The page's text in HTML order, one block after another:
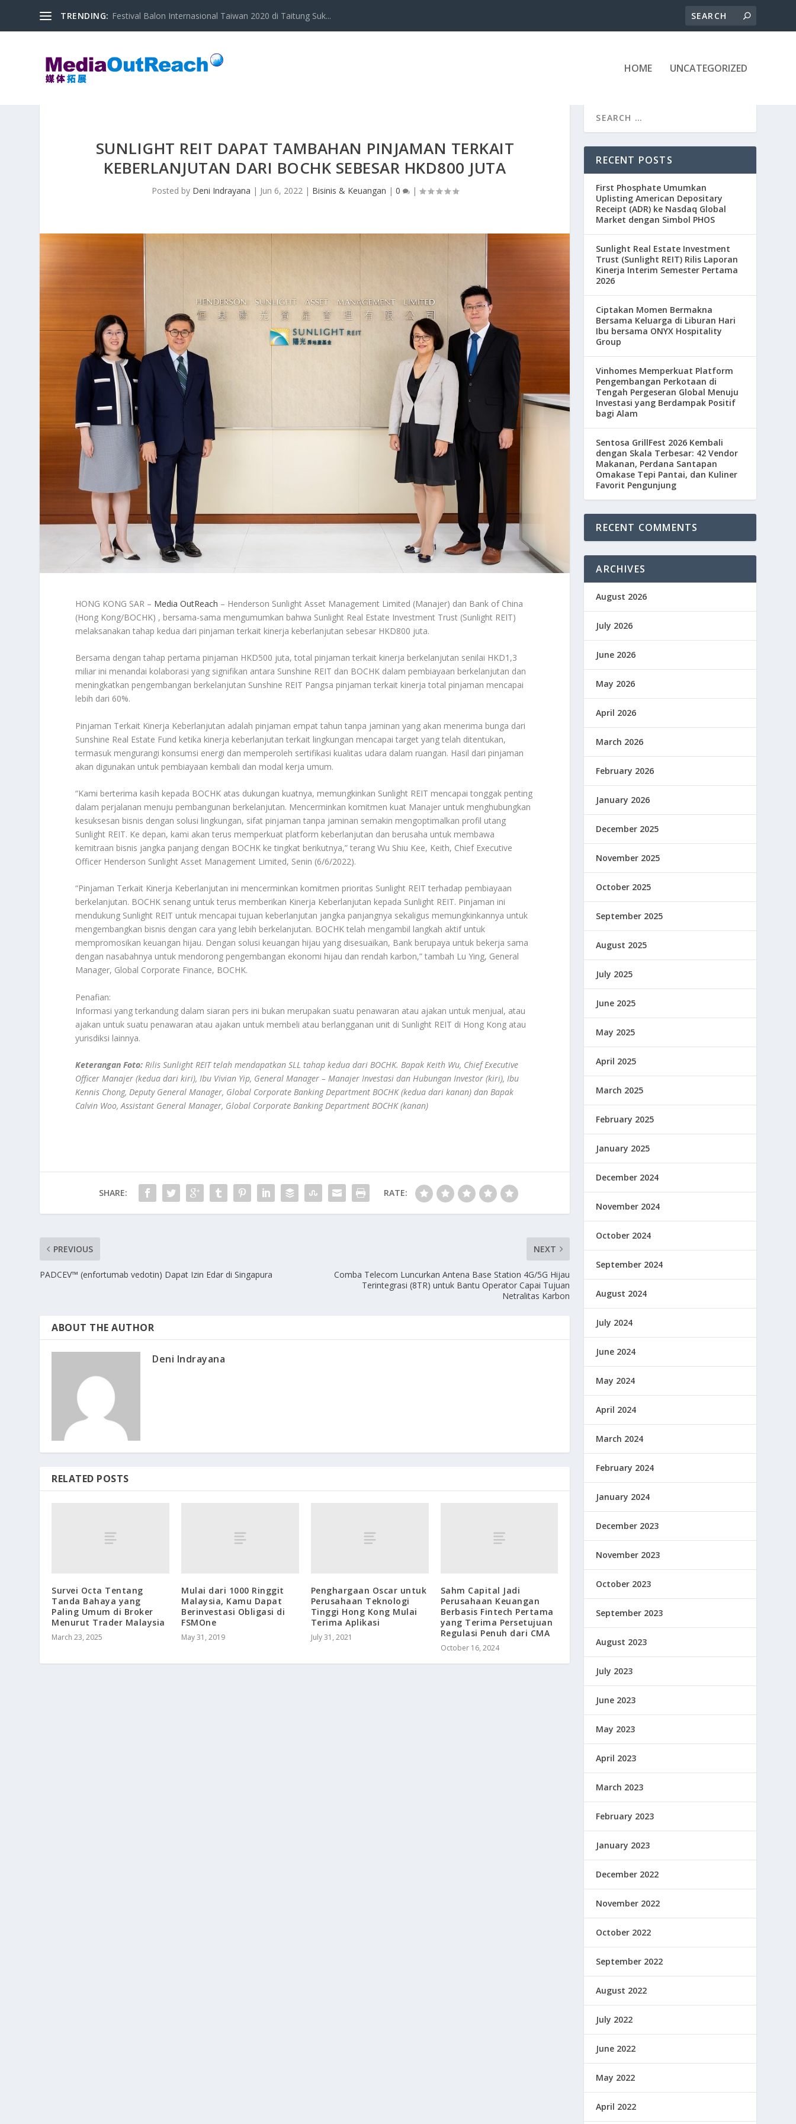
TRENDING: Festival Balon Internasional Taiwan 2020 di Taitung Suk...
HOME UNCATEGORIZED
SUNLIGHT REIT DAPAT TAMBAHAN PINJAMAN TERKAIT
KEBERLANJUTAN DARI BOCHK SEBESAR HKD800 JUTA
Posted by Deni Indrayana | Jun 6, 2022| Bisinis & Keuangan | 0 |
HONG KONG SAR – Media OutReach – Henderson Sunlight Asset Management Limited (Manajer) dan Bank of China
(Hong Kong/BOCHK) , bersama-sama mengumumkan bahwa Sunlight Real Estate Investment Trust (Sunlight REIT)
melaksanakan tahap kedua dari pinjaman terkait kinerja keberlanjutan sebesar HKD800 juta.
Bersama dengan tahap pertama pinjaman HKD500 juta, total pinjaman terkait kinerja berkelanjutan senilai HKD1,3
miliar ini menandai kolaborasi yang signifikan antara Sunshine REIT dan BOCHK dalam pembiayaan berkelanjutan dan
meningkatkan pengembangan berkelanjutan Sunshine REIT Pangsa pinjaman terkait kinerja total pinjaman mencapai
lebih dari 60%.
Pinjaman Terkait Kinerja Keberlanjutan adalah pinjaman empat tahun tanpa jaminan yang akan menerima bunga dari
Sunshine Real Estate Fund ketika kinerja keberlanjutan terkait lingkungan mencapai target yang telah ditentukan,
termasuk mengurangi konsumsi energi dan memperoleh sertifikasi kualitas udara dalam ruangan. Hasil dari pinjaman
akan digunakan untuk pembiayaan kembali dan modal kerja umum.
“Kami berterima kasih kepada BOCHK atas dukungan kuatnya, memungkinkan Sunlight REIT mencapai tonggak penting
dalam perjalanan menuju pembangunan berkelanjutan. Mencerminkan komitmen kuat Manajer untuk menghubungkan
kesuksesan bisnis dengan solusi lingkungan, sifat pinjaman tanpa jaminan semakin mengoptimalkan profil utang
Sunlight REIT. Ke depan, kami akan terus memperkuat platform keberlanjutan dan berusaha untuk membawa
kemitraan bisnis jangka panjang dengan BOCHK ke tingkat berikutnya,” terang Wu Shiu Kee, Keith, Chief Executive
Officer Henderson Sunlight Asset Management Limited, Senin (6/6/2022).
“Pinjaman Terkait Kinerja Keberlanjutan ini mencerminkan komitmen prioritas Sunlight REIT terhadap pembiayaan
berkelanjutan. BOCHK senang untuk terus memberikan Kinerja Keberlanjutan kepada Sunlight REIT. Pinjaman ini
mendukung Sunlight REIT untuk mencapai tujuan keberlanjutan jangka panjangnya sekaligus memungkinkannya untuk
mengembangkan bisnis dengan cara yang lebih berkelanjutan. BOCHK telah mengambil langkah aktif untuk
mempromosikan keuangan hijau. Dengan solusi keuangan hijau yang disesuaikan, Bank berupaya untuk bekerja sama
dengan nasabahnya untuk mendorong pengembangan ekonomi hijau dan rendah karbon,” tambah Lu Ying, General
Manager, Global Corporate Finance, BOCHK.
Penafian:
Informasi yang terkandung dalam siaran pers ini bukan merupakan suatu penawaran atau ajakan untuk menjual, atau
ajakan untuk suatu penawaran atau ajakan untuk membeli atau berlangganan unit di Sunlight REIT di Hong Kong atau
yurisdiksi lainnya.
Keterangan Foto:Rilis Sunlight REIT telah mendapatkan SLL tahap kedua dari BOCHK. Bapak Keith Wu, Chief Executive
Officer Manajer (kedua dari kiri), Ibu Vivian Yip, General Manager – Manajer Investasi dan Hubungan Investor (kiri), Ibu
Kennis Chong, Deputy General Manager, Global Corporate Banking Department BOCHK (kedua dari kanan) dan Bapak
Calvin Woo, Assistant General Manager, Global Corporate Banking Department BOCHK (kanan)
SHARE: RATE:
PREVIOUS
PADCEV™ (enfortumab vedotin) Dapat Izin Edar di Singapura
NEXT
Comba Telecom Luncurkan Antena Base Station 4G/5G Hijau
Terintegrasi (8TR) untuk Bantu Operator Capai Tujuan
Netralitas Karbon
ABOUT THE AUTHOR
Deni Indrayana
RELATED POSTS
Survei Octa Tentang
Tanda Bahaya yang
Paling Umum di Broker
Menurut Trader Malaysia
March 23, 2025
Mulai dari 1000 Ringgit
Malaysia, Kamu Dapat
Berinvestasi Obligasi di
FSMOne
May 31, 2019
Penghargaan Oscar untuk
Perusahaan Teknologi
Tinggi Hong Kong Mulai
Terima Aplikasi
July 31, 2021
Sahm Capital Jadi
Perusahaan Keuangan
Berbasis Fintech Pertama
yang Terima Persetujuan
Regulasi Penuh dari CMA
October 16, 2024
RECENT POSTS
First Phosphate Umumkan
Uplisting American Depositary
Receipt (ADR) ke Nasdaq Global
Market dengan Simbol PHOS
Sunlight Real Estate Investment
Trust (Sunlight REIT) Rilis Laporan
Kinerja Interim Semester Pertama
2026
Ciptakan Momen Bermakna
Bersama Keluarga di Liburan Hari
Ibu bersama ONYX Hospitality
Group
Vinhomes Memperkuat Platform
Pengembangan Perkotaan di
Tengah Pergeseran Global Menuju
Investasi yang Berdampak Positif
bagi Alam
Sentosa GrillFest 2026 Kembali
dengan Skala Terbesar: 42 Vendor
Makanan, Perdana Santapan
Omakase Tepi Pantai, dan Kuliner
Favorit Pengunjung
RECENT COMMENTS
ARCHIVES
August 2026
July 2026
June 2026
May 2026
April 2026
March 2026
February 2026
January 2026
December 2025
November 2025
October 2025
September 2025
August 2025
July 2025
June 2025
May 2025
April 2025
March 2025
February 2025
January 2025
December 2024
November 2024
October 2024
September 2024
August 2024
July 2024
June 2024
May 2024
April 2024
March 2024
February 2024
January 2024
December 2023
November 2023
October 2023
September 2023
August 2023
July 2023
June 2023
May 2023
April 2023
March 2023
February 2023
January 2023
December 2022
November 2022
October 2022
September 2022
August 2022
July 2022
June 2022
May 2022
April 2022